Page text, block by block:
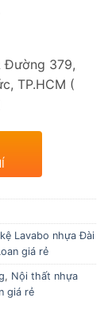
Đường 379,
TP.HCM (
Lavabo nhựa Đài
giá rẻ
, Nội thất nhựa
giá rẻ